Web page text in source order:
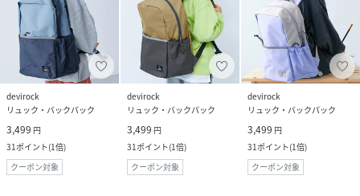
devirock
リュック・バックパック
3,499 円
31ポイント(1倍)
クーポン対象
devirock
リュック・バックパック
3,499 円
31ポイント(1倍)
クーポン対象
devirock
リュック・バックパック
3,499 円
31ポイント(1倍)
クーポン対象